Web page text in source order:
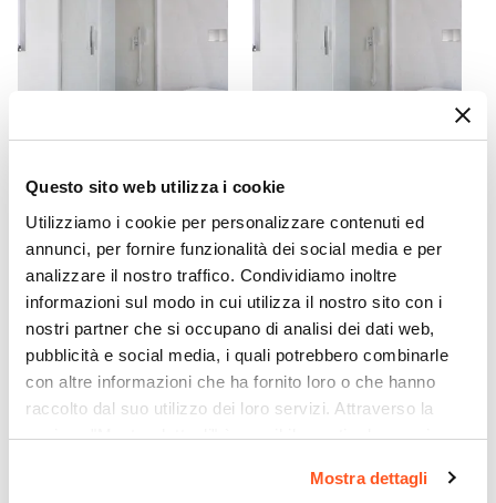
Questo sito web utilizza i cookie
Utilizziamo i cookie per personalizzare contenuti ed
annunci, per fornire funzionalità dei social media e per
analizzare il nostro traffico. Condividiamo inoltre
informazioni sul modo in cui utilizza il nostro sito con i
nostri partner che si occupano di analisi dei dati web,
pubblicità e social media, i quali potrebbero combinarle
con altre informazioni che ha fornito loro o che hanno
raccolto dal suo utilizzo dei loro servizi. Attraverso la
sezione "Mostra dettagli" è possibile gestire le proprie
momento. Per maggiori informazioni si invita a leggere la
Mostra dettagli
battente in vetro temperato
6mm trasparente 195h -
Nilo
€ 293,00
battente in vetro temperato
6mm trasparente 190h -
Nilo
€ 302,00